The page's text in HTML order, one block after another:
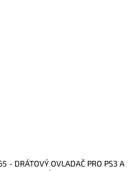
- DRÁTOVÝ OVLADAČ PRO PS3 A